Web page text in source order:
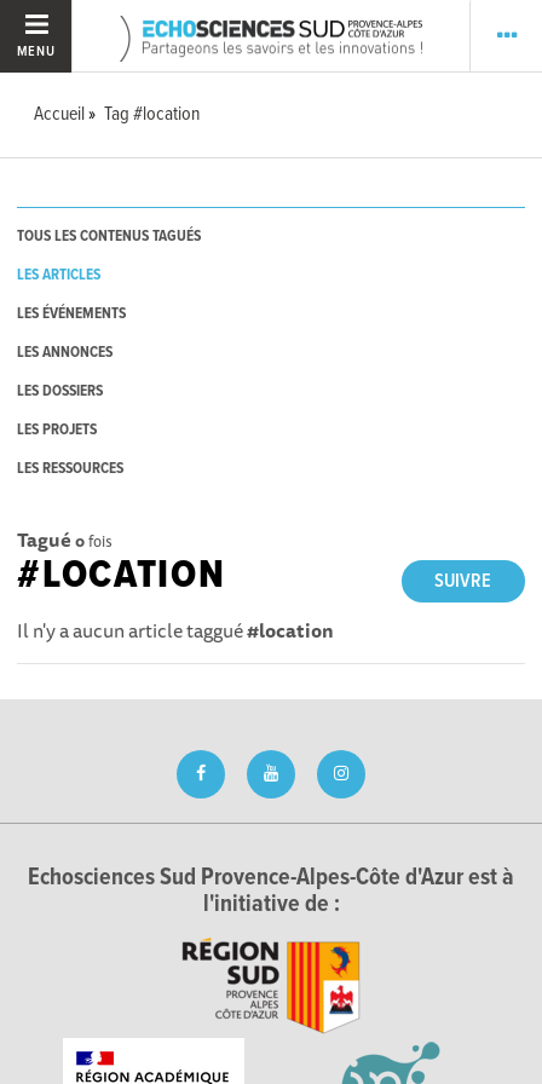
MENU
Accueil Tag #location
TOUS LES CONTENUS TAGUÉS
LES ARTICLES
LES ÉVÉNEMENTS
LES ANNONCES
LES DOSSIERS
LES PROJETS
LES RESSOURCES
Tagué 0fois
SUIVRE
#LOCATION
Il n'y a aucun article taggué#location
Echosciences Sud Provence-Alpes-Côte d'Azur est à
l'initiative de :